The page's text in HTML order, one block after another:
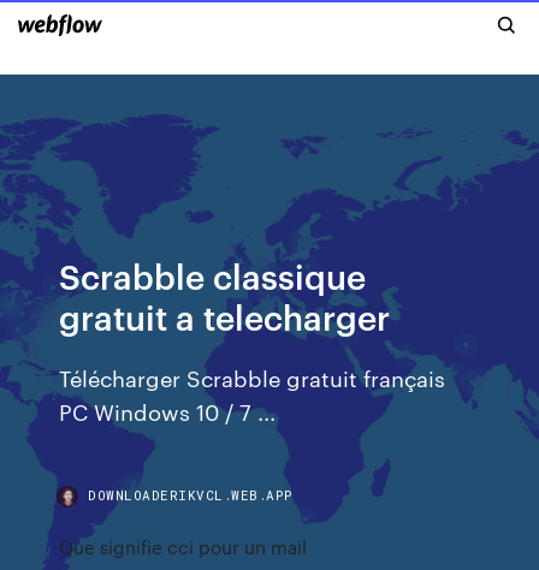
Scrabble classique
gratuit a telecharger
Télécharger Scrabble gratuit français
PC Windows 10 / 7 ...
DOWNLOADERIKVCL.WEB.APP
Que signifie cci pour un mail